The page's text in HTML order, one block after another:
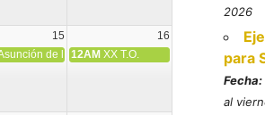
15
16
de la Virgen María
12AM XX T.O.
2026
para
Fecha:
al